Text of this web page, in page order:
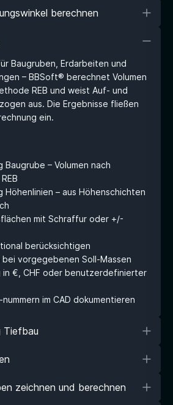
berechnen
Baugruben, Erdarbeiten und
– BBSoft® berechnet Volumen
REB und weist Auf- und
aus. Die Ergebnisse fließen
ein.
Baugrube – Volumen nach
Höhenlinien – aus Höhenschichten
mit Schraffur oder +/-
berücksichtigen
bei vorgegebenen Soll-Massen
in €, CHF oder benutzerdefinierter
im CAD dokumentieren
Tiefbau
zeichnen und berechnen